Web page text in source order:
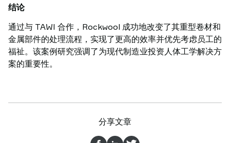
结论
通过与 TAWI 合作，Rockwool 成功地改变了其重型卷材和
金属部件的处理流程，实现了更高的效率并优先考虑员工的
福祉。该案例研究强调了为现代制造业投资人体工学解决方
案的重要性。
分享文章